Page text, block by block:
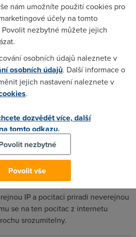
na pravou miru, petr asi neco
je takova ze je stale stejna a nikdy
(behem jednoho prihlaseni by se
neplechu, a data co mela jit tobe
ale nekomu jinymu) Pak Verejna a
Verejna je takova ze identifikuje
na ten pc se pripojit pres internet
Na neverejnou IP se pripojit
IP a pocitaci priradi neverejnou
se na ten pocitac z internetu
srozumitelny.
nám umožníte použití cookies pro
účely na tomto
nezbytné můžete jejich
osobních údajů naleznete v
osobních údajů. Další informace o
jejich nastavení naleznete v
.
dozvědět více, další
tomto odkazu.
nezbytné
Povolit vše